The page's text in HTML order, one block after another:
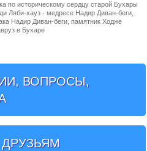
по историческому сердцу старой Бухары
Ляби-хауз - медресе Надир Диван-беги,
Надир Диван-беги, памятник Ходже
в Бухаре
ВОПРОСЫ,